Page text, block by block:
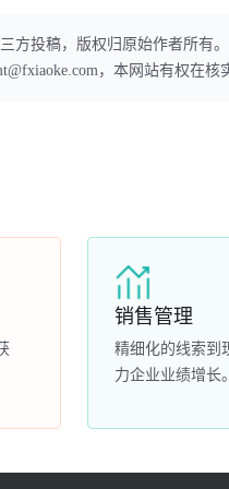
方投稿，版权归原始作者所有
，本网站有权在核
销售管理
精细化的线索到
力企业业绩增长。